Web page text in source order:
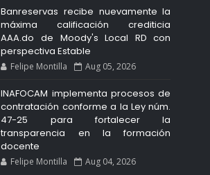
Banreservas recibe nuevamente la
máxima calificación crediticia
AAA.do de Moody's Local RD con
perspectiva Estable
Felipe Montilla Aug 05, 2026
INAFOCAM implementa procesos de
contratación conforme a la Ley núm.
47-25 para fortalecer la
transparencia en la formación
docente
Felipe Montilla Aug 04, 2026